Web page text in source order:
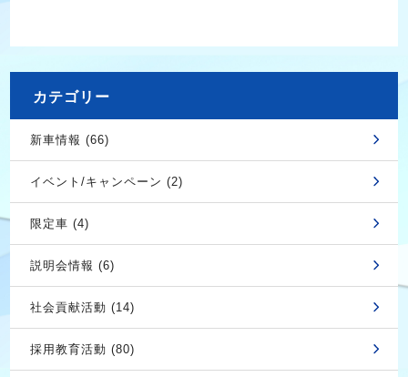
カテゴリー
新車情報 (66)
イベント/キャンペーン (2)
限定車 (4)
説明会情報 (6)
社会貢献活動 (14)
採用教育活動 (80)